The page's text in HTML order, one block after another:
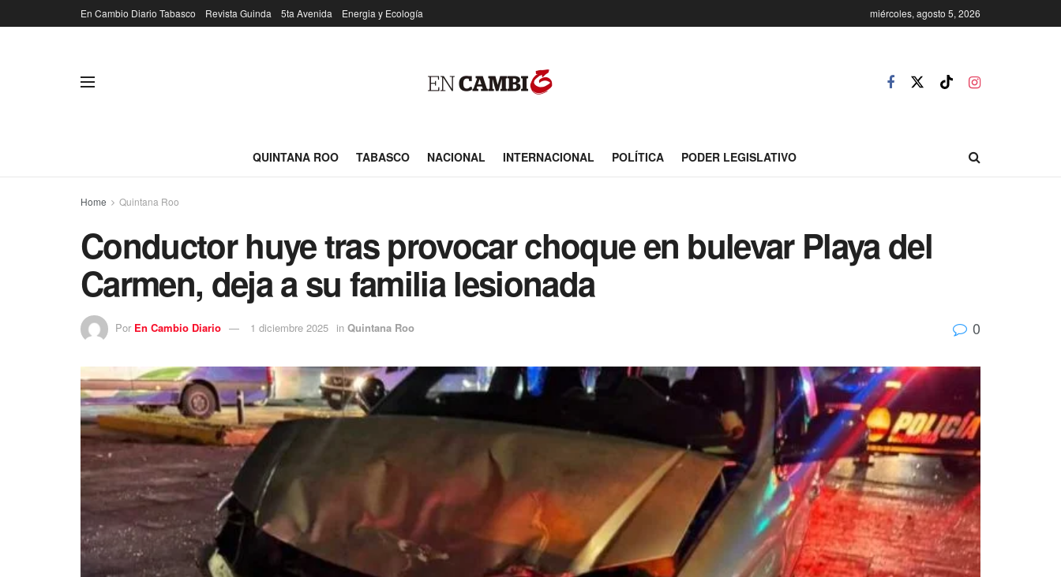
En Cambio Diario Tabasco Revista Guinda 5ta Avenida Energia y Ecología miércoles, agosto 5, 2026
QUINTANA ROO TABASCO NACIONAL INTERNACIONAL POLÍTICA PODER LEGISLATIVO
Home Quintana Roo
Conductor huye tras provocar choque en bulevar Playa del
Carmen, deja a su familia lesionada
Por En Cambio Diario 1 diciembre 2025 in Quintana Roo 0